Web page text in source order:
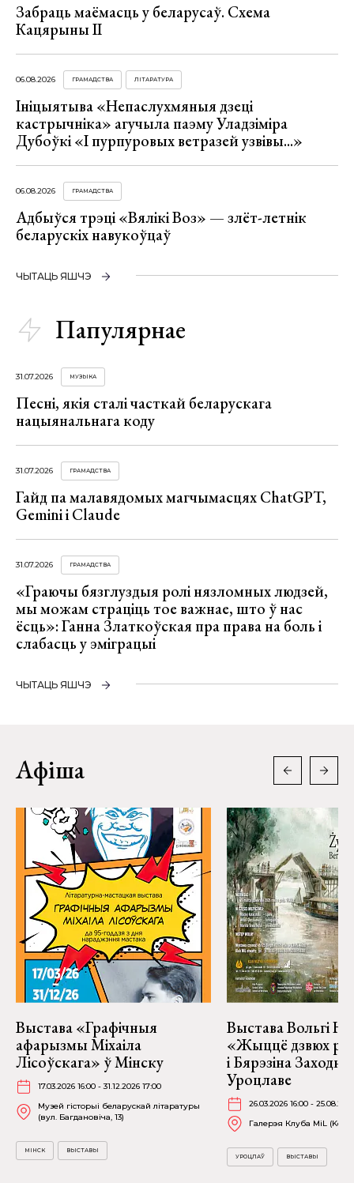
Забраць маёмасць у беларусаў. Схема
Кацярыны ІІ
06.08.2026 ГРАМАДСТВА ЛІТАРАТУРА
Ініцыятыва «Непаслухмяныя дзеці
кастрычніка» агучыла паэму Уладзіміра
Дубоўкі «І пурпуровых ветразей узвівы...»
06.08.2026 ГРАМАДСТВА
Адбыўся трэці «Вялікі Воз» — злёт-летнік
беларускіх навукоўцаў
ЧЫТАЦЬ ЯШЧЭ
Папулярнае
31.07.2026 МУЗЫКА
Песні, якія сталі часткай беларускага
нацыянальнага коду
31.07.2026 ГРАМАДСТВА
Гайд па малавядомых магчымасцях ChatGPT,
Gemini і Claude
31.07.2026 ГРАМАДСТВА
«Граючы бязглуздыя ролі нязломных людзей,
мы можам страціць тое важнае, што ў нас
ёсць»: Ганна Златкоўская пра права на боль і
слабасць у эміграцыі
ЧЫТАЦЬ ЯШЧЭ
Афіша
Выстава «Графічныя
афарызмы Міхаіла
Лісоўскага» ў Мінску
17.03.2026 16:00 - 31.12.2026 17:00
Музей гісторыі беларускай літаратуры
(вул. Багдановіча, 13)
МІНСК ВЫСТАВЫ
Выстава Вольгі
«Жыццё дзвюх
і Бярэзіна
Уроцлаве
26.03.2026 16:00 -
Галерэя Клуба MiL
УРОЦЛАЎ ВЫСТАВЫ